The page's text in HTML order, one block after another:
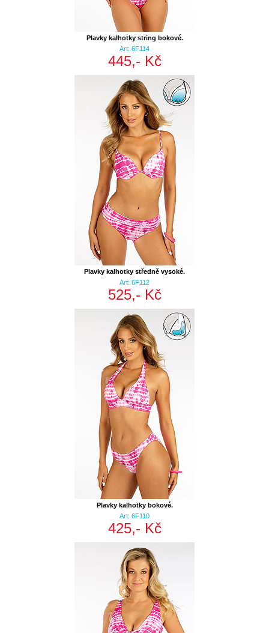
Plavky kalhotky string bokové.
Art: 6F114
445,- Kč
Plavky kalhotky středně vysoké.
Art: 6F112
525,- Kč
Plavky kalhotky bokové.
Art: 6F110
425,- Kč